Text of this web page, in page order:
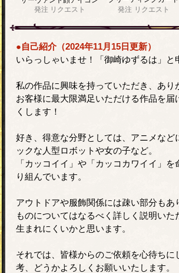
発注 リクエスト
発注 リクエスト
●自己紹介（2024年11月15日更新）
いらっしゃいませ！「御崎ゆずるは」と
私の作品に興味を持っていただき、あり
お客様に最大限満足いただける作品を届
くします！
好き、得意な分野としては、アニメなど
ックな人型ロボットや女の子など。
「カッコイイ」や「カッコカワイイ」
り組んでいます。
アウトドアや服飾関係には疎い部分もあ
ものについてはなるべく詳しく説明い
生まれにくいかと思います。
それでは、皆様からのご依頼を心待ちに
考、どうかよろしくお願いいたします。